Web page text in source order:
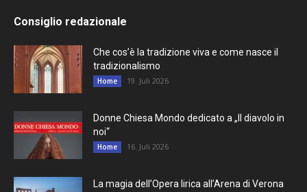
Consiglio redazionale
Che cos’è la tradizione viva e come nasce il
tradizionalismo
Home 19. Juli 2026
Donne Chiesa Mondo dedicato a „Il diavolo in
noi“
Home 16. Juli 2026
La magia dell’Opera lirica all’Arena di Verona